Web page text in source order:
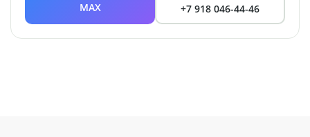
MAX +7 918 046-44-46